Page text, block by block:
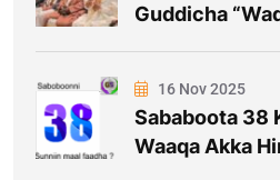
Guddicha
16 Nov 2025
Sababoota 38
Waaqa Akka